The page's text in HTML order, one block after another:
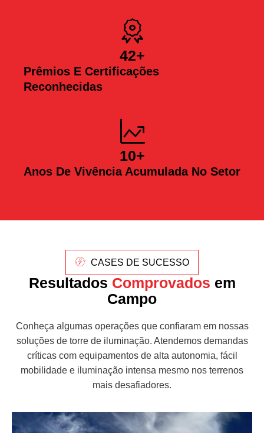
Prêmios E Certificações
Reconhecidas
42+
Anos De Vivência Acumulada No Setor
10+
CASES DE SUCESSO
Resultados Comprovados em
Campo
Conheça algumas operações que confiaram em nossas
soluções de torre de iluminação. Atendemos demandas
críticas com equipamentos de alta autonomia, fácil
mobilidade e iluminação intensa mesmo nos terrenos
mais desafiadores.